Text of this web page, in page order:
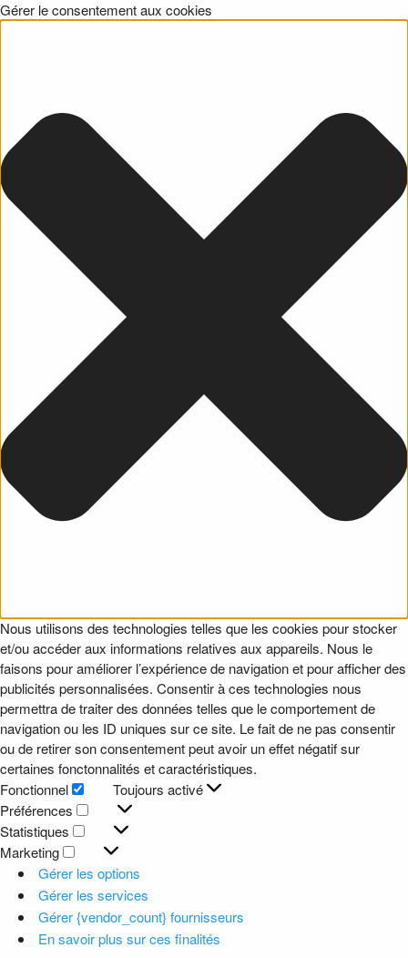
Gérer le consentement aux cookies
Nous utilisons des technologies telles que les cookies pour stocker
et/ou accéder aux informations relatives aux appareils. Nous le
faisons pour améliorer l’expérience de navigation et pour afficher des
publicités personnalisées. Consentir à ces technologies nous
permettra de traiter des données telles que le comportement de
navigation ou les ID uniques sur ce site. Le fait de ne pas consentir
ou de retirer son consentement peut avoir un effet négatif sur
certaines fonctonnalités et caractéristiques.
Fonctionnel
Fonctionnel
Toujours activé
Préférences
Préférences
Statistiques
Statistiques
Marketing
Marketing
Gérer les options
Gérer les services
Gérer {vendor_count} fournisseurs
En savoir plus sur ces finalités